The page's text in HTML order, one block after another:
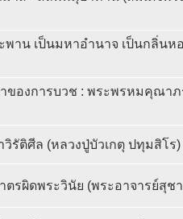
พาน เป็นมหาอำนาจ เป็นกลิ่นห
ของการบวช : พระพรหมคุณา
วิรัติศีล (หลวงปู่บัวเกตุ ปทุมสิโร)
าตรผิดพระวินัย (พระอาจารย์สุช